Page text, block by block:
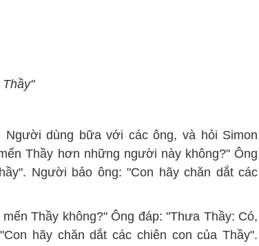
dùng bữa với các ông, và hỏi Simon
Thầy hơn những người này không?" Ông
Người bảo ông: "Con hãy chăn dắt các
Thầy không?" Ông đáp: "Thưa Thầy: Có,
hãy chăn dắt các chiên con của Thầy".